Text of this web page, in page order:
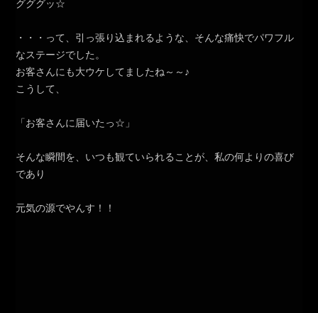
グググッ☆
・・・って、引っ張り込まれるような、そんな痛快でパワフル
なステージでした。
お客さんにも大ウケしてましたね～～♪
こうして、
「お客さんに届いたっ☆」
そんな瞬間を、いつも観ていられることが、私の何よりの喜び
であり
元気の源でやんす！！